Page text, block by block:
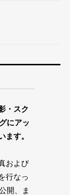
・スク
にアッ
ます。
および
行なっ
開、ま